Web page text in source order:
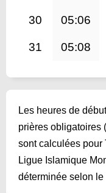
30 05:06
31 05:08
Les heures de
prières obligatoires
sont calculées pour
Ligue Islamique
déterminée selon